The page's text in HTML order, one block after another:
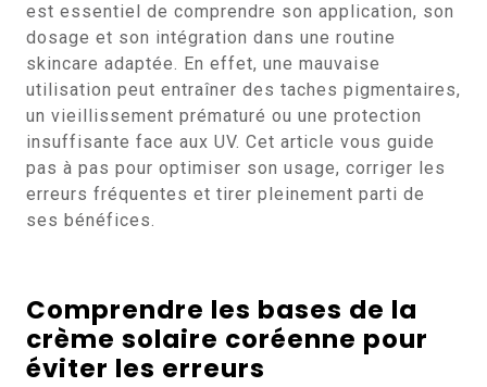
est essentiel de comprendre son application, son
dosage et son intégration dans une routine
skincare adaptée. En effet, une mauvaise
utilisation peut entraîner des taches pigmentaires,
un vieillissement prématuré ou une protection
insuffisante face aux UV. Cet article vous guide
pas à pas pour optimiser son usage, corriger les
erreurs fréquentes et tirer pleinement parti de
ses bénéfices.
Comprendre les bases de la
crème solaire coréenne pour
éviter les erreurs